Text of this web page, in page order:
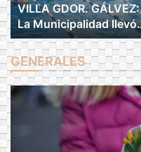
VILLA GDOR. GÁLVEZ:
La Municipalidad llevó
adelante el 5°
Encuentro de Natación
Inclusiva.
GENERALES